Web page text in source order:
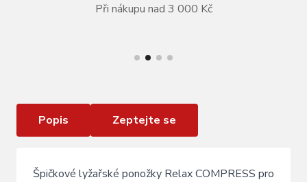
Při nákupu nad 3 000 Kč
Popis Zeptejte se
Špičkové lyžařské ponožky Relax COMPRESS pro